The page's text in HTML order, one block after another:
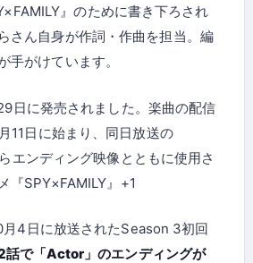
』のために書き下ろされ
さん自身が作詞・作曲を担当。編
手がけています。
日に発売されました。楽曲の配信
11日に始まり、同日放送の
エンディング映像とともに使用さ
『SPY×FAMILY』+1
4日に放送されたSeason 3初回
話で「Actor」のエンディングが